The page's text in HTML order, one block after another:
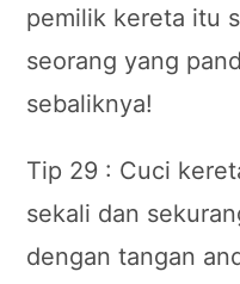
pemilik kereta itu
seorang yang
sebaliknya!
Tip 29 : Cuci
sekali dan
dengan tangan